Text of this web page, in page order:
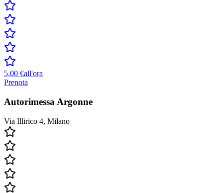
5,00 €all'ora
Prenota
Autorimessa Argonne
Via Illirico 4, Milano